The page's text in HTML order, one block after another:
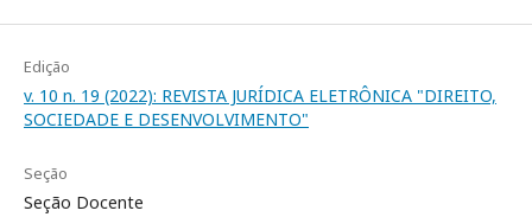
Edição
v. 10 n. 19 (2022): REVISTA JURÍDICA ELETRÔNICA "DIREITO,
SOCIEDADE E DESENVOLVIMENTO"
Seção
Seção Docente